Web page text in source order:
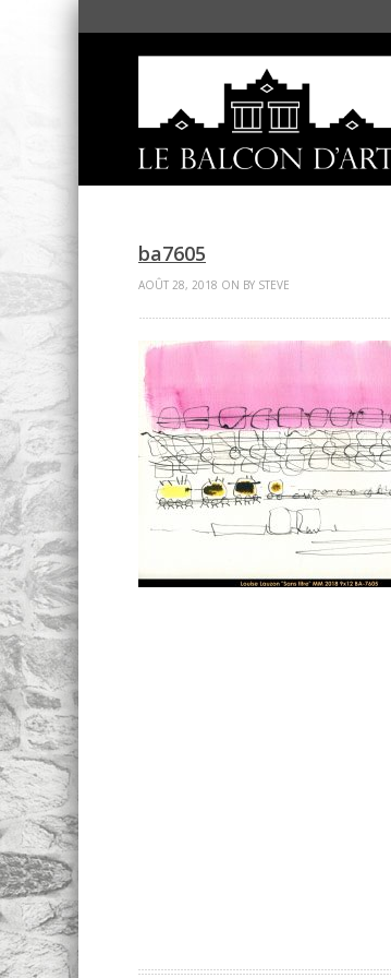
ba7605
AOÛT 28, 2018 ON BY STEVE